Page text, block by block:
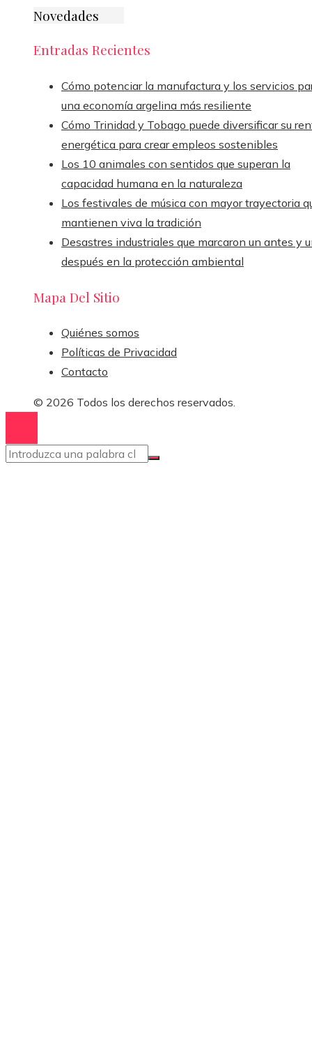
Novedades
Entradas Recientes
Cómo potenciar la manufactura y los servicios
una economía argelina más resiliente
Cómo Trinidad y Tobago puede diversificar su
energética para crear empleos sostenibles
Los 10 animales con sentidos que superan la
capacidad humana en la naturaleza
Los festivales de música con mayor trayectoria
mantienen viva la tradición
Desastres industriales que marcaron un antes y
después en la protección ambiental
Mapa Del Sitio
Quiénes somos
Políticas de Privacidad
Contacto
© 2026 Todos los derechos reservados.